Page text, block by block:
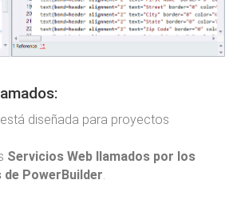
diseñada para proyectos
Servicios Web llamados por los
PowerBuilder